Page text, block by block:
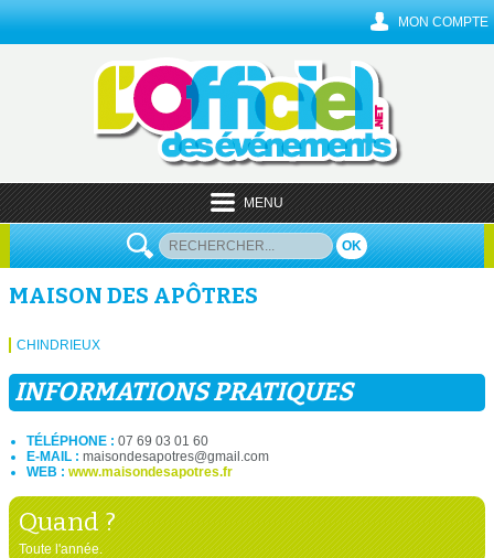
MON COMPTE
MENU
OK
MAISON DES APÔTRES
CHINDRIEUX
INFORMATIONS PRATIQUES
TÉLÉPHONE : 07 69 03 01 60
E-MAIL : maisondesapotres@gmail.com
WEB : www.maisondesapotres.fr
Quand ?
Toute l'année.